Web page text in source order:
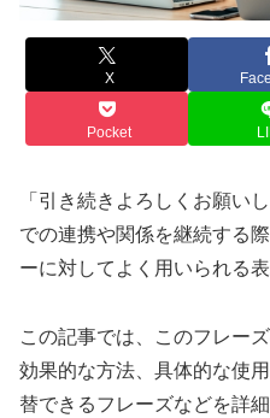
X
Pocket
「引き続きよろしくお願い
での連携や関係を継続する
ーに対してよく用いられる表
この記事では、このフレー
効果的な方法、具体的な使
替できるフレーズなどを詳